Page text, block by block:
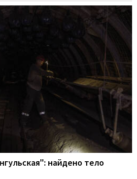
найдено тело